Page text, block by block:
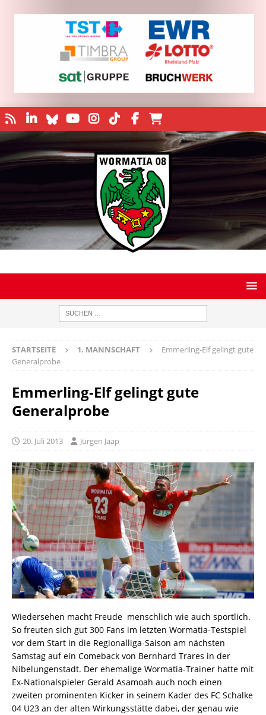
STARTSEITE 1. MANNSCHAFT
Emmerling-Elf gelingt gute
Generalprobe
Emmerling-Elf gelingt gute
Generalprobe
20. Juli 2013 Jürgen Jaap
Wiedersehen macht Freude  menschlich wie auch sportlich.
So freuten sich gut 300 Fans im letzten Wormatia-Testspiel
vor dem Start in die Regionalliga-Saison am nächsten
Samstag auf ein Comeback von Bernhard Trares in der
Nibelungenstadt. Der ehemalige Wormatia-Trainer hatte mit
Ex-Nationalspieler Gerald Asamoah auch noch einen
zweiten prominenten Kicker in seinem Kader des FC Schalke
04 U23 an der alten Wirkungsstätte dabei, der genau wie